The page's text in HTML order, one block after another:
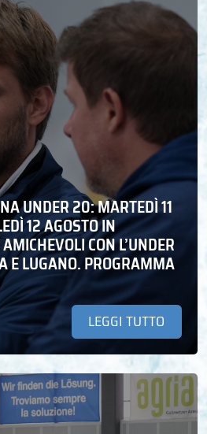
UNDER 20: MARTEDÌ 11
12 AGOSTO IN
CON L’UNDER
E LUGANO. PROGRAMMA
LEGGI TUTTO